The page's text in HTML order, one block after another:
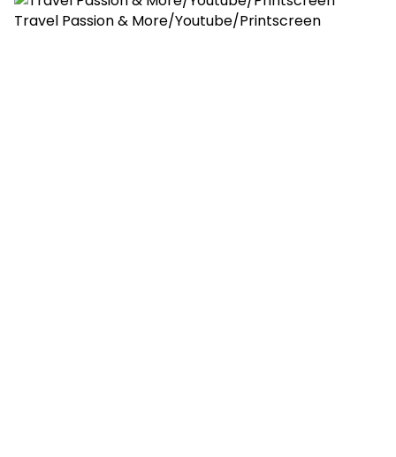
Travel Passion & More/Youtube/Printscreen